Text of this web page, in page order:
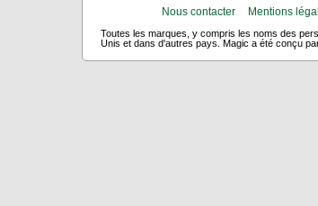
Nous contacter Mentions
Toutes les marques, y compris les noms des
Unis et dans d'autres pays. Magic a été conçu